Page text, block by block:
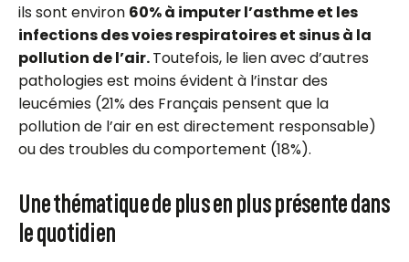
ils sont environ 60% à imputer l’asthme et les
infections des voies respiratoires et sinus à la
pollution de l’air.Toutefois, le lien avec d’autres
pathologies est moins évident à l’instar des
leucémies (21% des Français pensent que la
pollution de l’air en est directement responsable)
ou des troubles du comportement (18%).
Une thématique de plus en plus présente dans
le quotidien